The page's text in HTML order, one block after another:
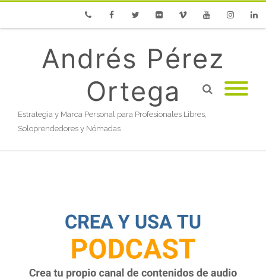
Andrés Pérez
Ortega
Estrategia y Marca Personal para Profesionales Libres,
Soloprendedores y Nómadas